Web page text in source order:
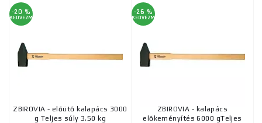
-20 %
KEDVEZMÉNY
ZBIROVIA - előütő kalapács 3000
g Teljes súly 3,50 kg
-26 %
KEDVEZMÉNY
ZBIROVIA - kalapács
előkeményítés 6000 gTeljes